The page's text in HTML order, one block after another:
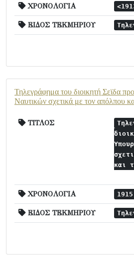
ΧΡΟΝΟΛΟΓΙΑ
ΕΙΔΟΣ ΤΕΚΜΗΡΙΟΥ
Τηλεγράφημα του διοικητή Σεϊδα
Ναυτικών σχετικά με τον απόλπου
ΤΙΤΛΟΣ
και
ΧΡΟΝΟΛΟΓΙΑ
ΕΙΔΟΣ ΤΕΚΜΗΡΙΟΥ